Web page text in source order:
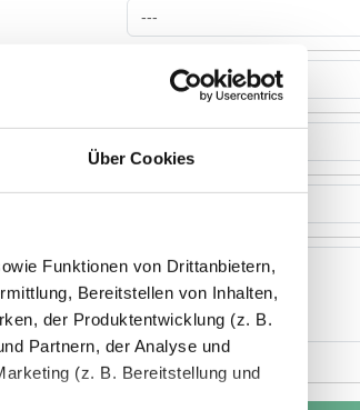
Über Cookies
Funktionen von Drittanbietern,
Bereitstellen von Inhalten,
der Produktentwicklung (z. B.
Partnern, der Analyse und
(z. B. Bereitstellung und